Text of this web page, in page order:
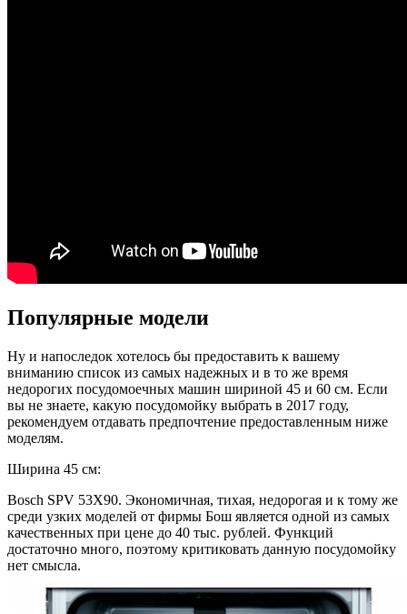
Популярные модели
Ну и напоследок хотелось бы предоставить к вашему
вниманию список из самых надежных и в то же время
недорогих посудомоечных машин шириной 45 и 60 см. Если
вы не знаете, какую посудомойку выбрать в 2017 году,
рекомендуем отдавать предпочтение предоставленным ниже
моделям.
Ширина 45 см:
Bosch SPV 53Х90. Экономичная, тихая, недорогая и к тому же
среди узких моделей от фирмы Бош является одной из самых
качественных при цене до 40 тыс. рублей. Функций
достаточно много, поэтому критиковать данную посудомойку
нет смысла.